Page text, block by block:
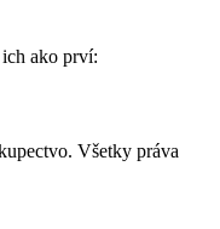
ako prví:
Všetky práva